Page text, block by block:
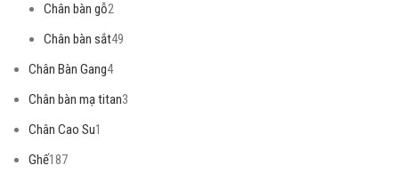
Chân bàn gỗ2
Chân bàn sắt49
Chân Bàn Gang4
Chân bàn mạ titan3
Chân Cao Su1
Ghế187